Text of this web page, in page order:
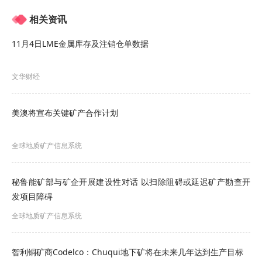
些发现，包括一种新的海洋物种（一种孤生珊
四次考察共采集4350只底栖大型动物，经参与研究
物主要为海虫（多毛纲环节动物），紧接着是甲壳
类动物（等足类、端足类动物、钩足类）和软体动
物，如蜗牛和蛤蜊。
相关资讯
11月4日LME金属库存及注销仓单数据
文华财经
美澳将宣布关键矿产合作计划
全球地质矿产信息系统
秘鲁能矿部与矿企开展建设性对话 以扫除阻碍或延迟矿产勘查开
发项目障碍
全球地质矿产信息系统
智利铜矿商Codelco：Chuqui地下矿将在未来几年达到生产目标